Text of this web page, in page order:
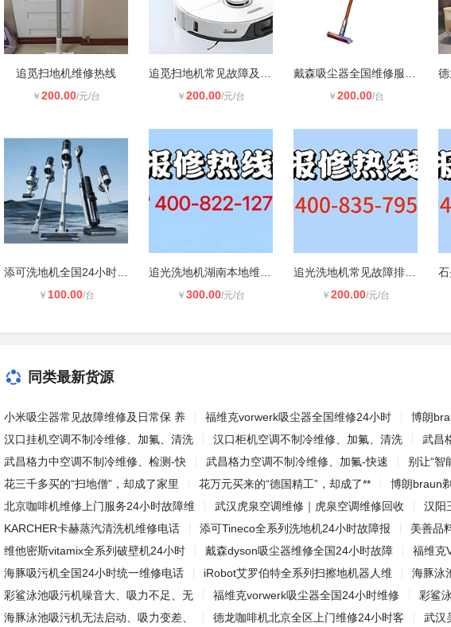
追觅扫地机维修热线
￥ 200.00/元/台 ￥ 200.00/元/台 ￥ 200.00/台
￥ 100.00/台 ￥ 300.00/元/台 ￥ 200.00/元/台
同类最新货源
小米吸尘器常见故障维修及日常保 养 福维克vorwerk吸尘器全国维修24小时
博朗
汉口挂机空调不制冷维修、加氟、清洗
汉口柜机空调不制冷维修、加氟、清洗
武昌
武昌格力中空调不制冷维修、检测-快
武昌格力空调不制冷维修、加氟-快速
别让“智
花三千多买的“扫地僧”，却成了家里
花万元买来的“德国精工”，却成了**
博朗braun
北京咖啡机维修上门服务24小时故障维
武汉虎泉空调维修｜虎泉空调维修回收
汉阳
KARCHER卡赫蒸汽清洗机维修电话
添可Tineco全系列洗地机24小时故障报
美善品
维他密斯vitamix全系列破壁机24小时
戴森dyson吸尘器维修全国24小时故障
福维克
海豚吸污机全国24小时统一维修电话
iRobot艾罗伯特全系列扫擦地机器人维
海豚泳
彩鲨泳池吸污机噪音大、吸力不足、无
福维克vorwerk吸尘器全国24小时维修
彩鲨
海豚泳池吸污机无法启动、吸力变差、
德龙咖啡机北京全区上门维修24小时客 武汉